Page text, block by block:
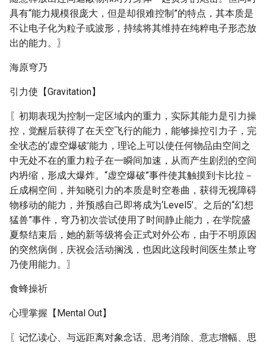
具有“能力规模很庞大，但是却很难控制”的特点，其本质是
不让电子化为粒子或波形，持续将其维持在纯粹电子形态放
出的能力。〗
海原穹乃
引力使【Gravitation】
〖初期表现为控制一定区域内的重力，实际其能力是引力操
控，觉醒后获得了在天空飞行的能力，能够操控引力子，完
全状态的‘虚空爆破’能力，理论上可以使任何物品由空间之
中无处不在的重力粒子在一瞬间加速，从而产生剧烈的空间
内坍缩，形成大爆炸。“虚空爆破”事件使其触摸到卡比拉－
丘成桐空间，并知晓引力的本质是时空卷曲，获得无视障碍
物移动的能力，并预感自己即将成为‘Level5’。之后的“幻想
猛兽”事件，穹乃初次尝试使用了时间静止能力，在学院盛
夏祭结束后，她的新等级将会正式对外公布，由于不明原因
的突然病倒，庆祝会活动搁浅，也因此这段时间医生禁止穹
乃使用能力。〗
食蜂操祈
心理掌握【Mental Out】
〖记忆读心、与远距离对象念话、思考消除、意志增幅、思